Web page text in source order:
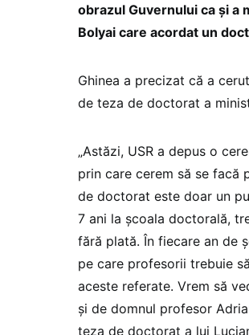
obrazul Guvernului ca și a
Bolyai care acordat un
Ghinea a precizat că a
de teza de doctorat a
„Astăzi, USR a depus o
prin care cerem să se facă
de doctorat este doar un
7 ani la școala doctorală,
fără plată. În fiecare an de
pe care profesorii trebuie
aceste referate. Vrem să
și de domnul profesor
teza de doctorat a lui